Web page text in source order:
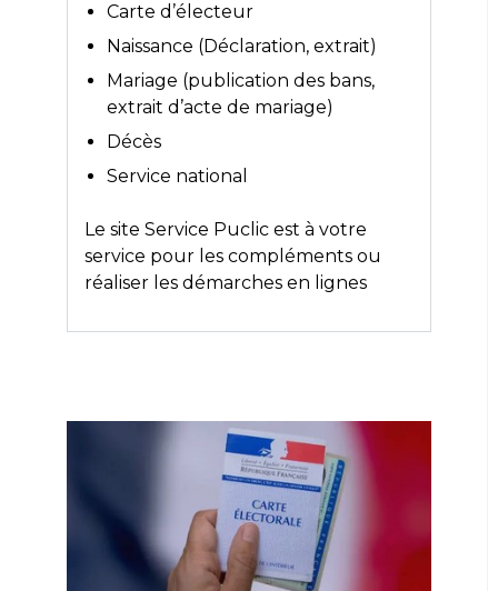
Carte d’électeur
Naissance (Déclaration, extrait)
Mariage (publication des bans,
extrait d’acte de mariage)
Décès
Service national
Le site Service Puclic est à votre
service pour les compléments ou
réaliser les démarches en lignes